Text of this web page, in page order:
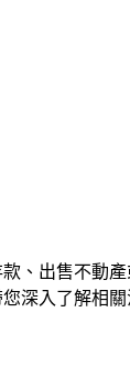
、出售不動產
深入了解相